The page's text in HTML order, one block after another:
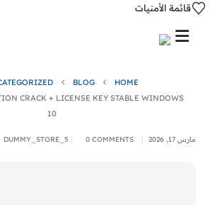
قائمة الأمنيات
HOME
BLOG
CRACK + LICENSE KEY STABLE WINDOWS
10
مارس 17, 2026 DUMMY_STORE_5 0 COMMENTS